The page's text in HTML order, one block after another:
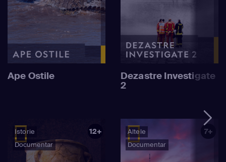
Ape Ostile Dezastre Investigate
2
Istorie
Documentar
12+
Altele
Documentar
7+